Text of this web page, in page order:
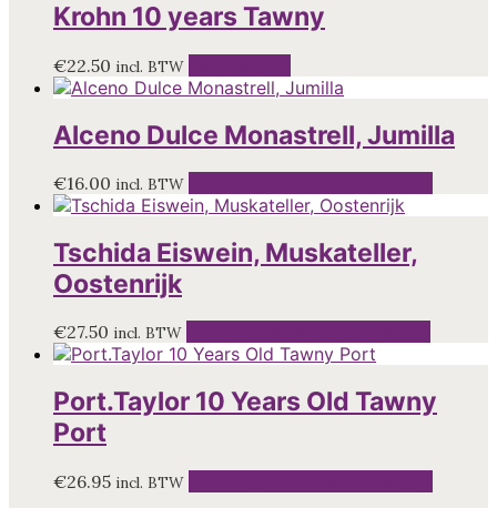
Krohn 10 years Tawny
€22.50 incl. BTW
Alceno Dulce Monastrell, Jumilla
€16.00 incl. BTW
Tschida Eiswein, Muskateller,
Oostenrijk
€27.50 incl. BTW
Port.Taylor 10 Years Old Tawny
Port
€26.95 incl. BTW